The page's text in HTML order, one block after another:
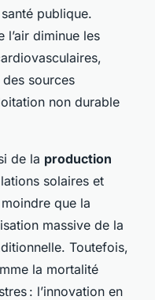
publique.
l’air diminue les
sources
non durable
de la production
solaires et
que la
massive de la
Toutefois,
la mortalité
: l’innovation en